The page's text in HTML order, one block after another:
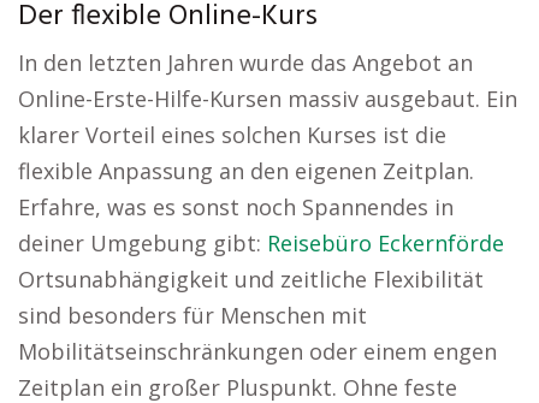
Der flexible Online-Kurs
In den letzten Jahren wurde das Angebot an
Online-Erste-Hilfe-Kursen massiv ausgebaut. Ein
klarer Vorteil eines solchen Kurses ist die
flexible Anpassung an den eigenen Zeitplan.
Erfahre, was es sonst noch Spannendes in
deiner Umgebung gibt: Reisebüro Eckernförde
Ortsunabhängigkeit und zeitliche Flexibilität
sind besonders für Menschen mit
Mobilitätseinschränkungen oder einem engen
Zeitplan ein großer Pluspunkt. Ohne feste